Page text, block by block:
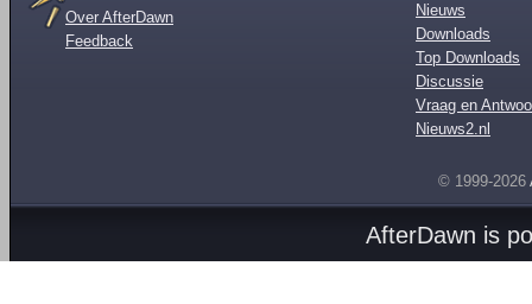
Over AfterDawn
Feedback
Nieuws
Downloads
Top Downloads
Discussie
Vraag en
Nieuws2.nl
© 1999-2026
AfterDawn is